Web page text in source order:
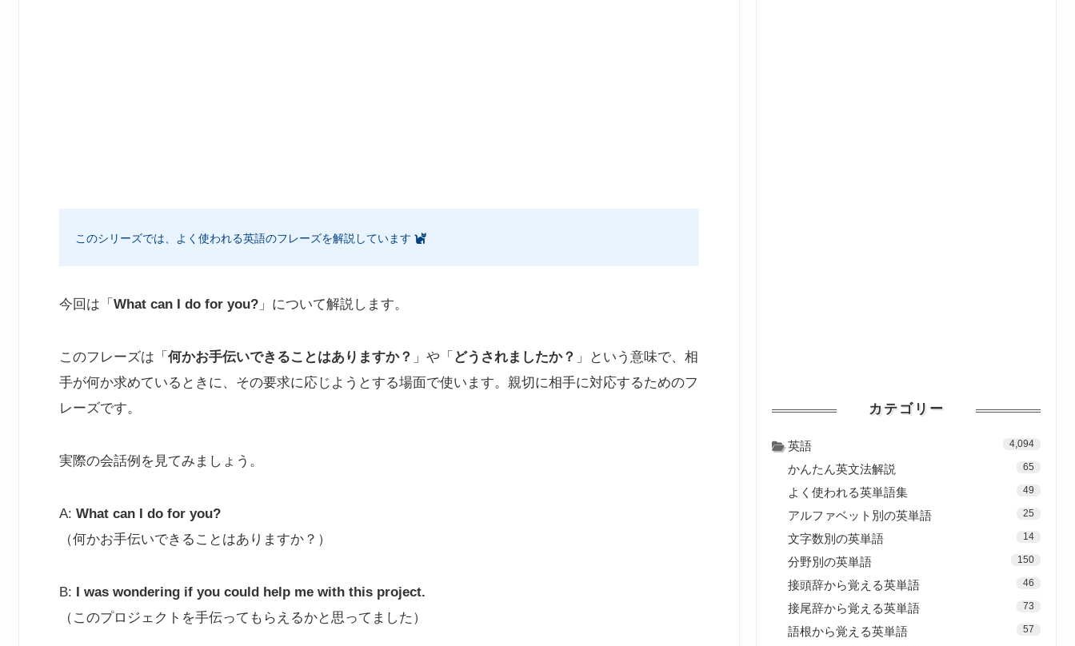
このシリーズでは、よく使われる英語のフレーズを解説しています
今回は「 What can I do for you? 」について解説します。
このフレーズは「 何かお手伝いできることはありますか？ 」や「 どうされましたか？ 」という意味で、相
手が何か求めているときに、その要求に応じようとする場面で使います。親切に相手に対応するためのフ
レーズです。
実際の会話例を見てみましょう。
A: What can I do for you?
（何かお手伝いできることはありますか？）
B:
I was wondering if you could help me with this project.
（このプロジェクトを手伝ってもらえるかと思ってました）
カテゴリー
英語 4,094
かんたん英文法解説 65
よく使われる英単語集 49
アルファベット別の英単語 25
文字数別の英単語 14
分野別の英単語 150
接頭辞から覚える英単語 46
接尾辞から覚える英単語 73
語根から覚える英単語 57